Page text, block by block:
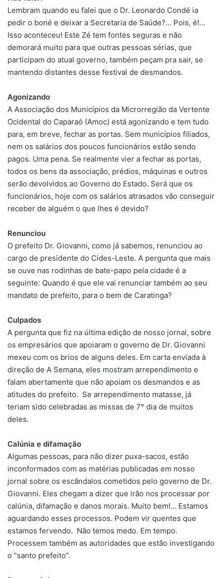
Lembram quando eu falei que o Dr. Leonardo Condé ia
pedir o boné e deixar a Secretaria de Saúde?… Pois, é!…
Isso aconteceu! Este Zé tem fontes seguras e não
demorará muito para que outras pessoas sérias, que
participam do atual governo, também peçam pra sair, se
mantendo distantes desse festival de desmandos.
Agonizando
A Associação dos Municípios da Microrregião da Vertente
Ocidental do Caparaó (Amoc) está agonizando e tem tudo
para, em breve, fechar as portas. Sem municípios filiados,
nem os salários dos poucos funcionários estão sendo
pagos. Uma pena. Se realmente vier a fechar as portas,
todos os bens da associação, prédios, máquinas e outros
serão devolvidos ao Governo do Estado. Será que os
funcionários, hoje com os salários atrasados vão conseguir
receber de alguém o que lhes é devido?
Renunciou
O prefeito Dr. Giovanni, como já sabemos, renunciou ao
cargo de presidente do Cides-Leste. A pergunta que mais
se ouve nas rodinhas de bate-papo pela cidade é a
seguinte: Quando é que ele vai renunciar também ao seu
mandato de prefeito, para o bem de Caratinga?
Culpados
A pergunta que fiz na última edição de nosso jornal, sobre
os empresários que apoiaram o governo de Dr. Giovanni
mexeu com os brios de alguns deles. Em carta enviada à
direção de A Semana, eles mostram arrependimento e
falam abertamente que não apoiam os desmandos e as
atitudes do prefeito. Se arrependimento matasse, já
teriam sido celebradas as missas de 7° dia de muitos
deles.
Calúnia e difamação
Algumas pessoas, para não dizer puxa-sacos, estão
inconformados com as matérias publicadas em nosso
jornal sobre os escândalos cometidos pelo governo de Dr.
Giovanni. Eles chegam a dizer que irão nos processar por
calúnia, difamação e danos morais. Muito bem!… Estamos
aguardando esses processos. Podem vir quentes que
estamos fervendo. Não temos medo. Em tempo.
Processem também as autoridades que estão investigando
o “santo prefeito”.